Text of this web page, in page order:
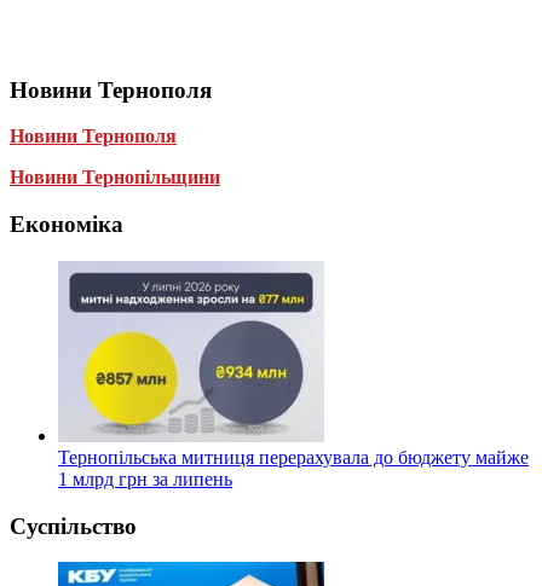
Новини Тернополя
Новини Тернополя
Новини Тернопільщини
Економіка
Тернопільська митниця перерахувала до бюджету майже
1 млрд грн за липень
Суспільство